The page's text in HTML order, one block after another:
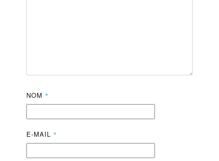
NOM *
E-MAIL *